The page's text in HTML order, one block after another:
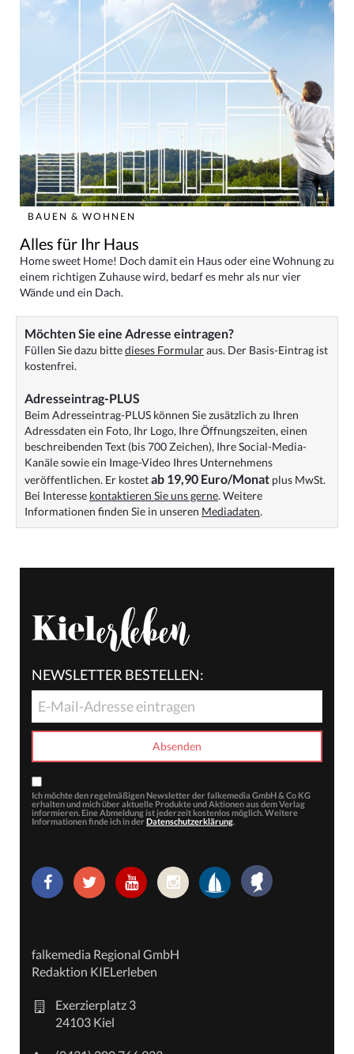
BAUEN & WOHNEN
Alles für Ihr Haus
Home sweet Home! Doch damit ein Haus oder eine Wohnung zu
einem richtigen Zuhause wird, bedarf es mehr als nur vier
Wände und ein Dach.
Möchten Sie eine Adresse eintragen?
Füllen Sie dazu bittedieses Formularaus. Der Basis-Eintrag ist
kostenfrei.
Adresseintrag-PLUS
Beim Adresseintrag-PLUS können Sie zusätzlich zu Ihren
Adressdaten ein Foto, Ihr Logo, Ihre Öffnungszeiten, einen
beschreibenden Text (bis 700 Zeichen), Ihre Social-Media-
Kanäle sowie ein Image-Video Ihres Unternehmens
veröffentlichen. Er kostetab 19,90 Euro/Monat plus MwSt.
Bei Interesse kontaktieren Sie uns gerne. Weitere
Informationen finden Sie in unseren Mediadaten.
NEWSLETTER BESTELLEN:
Ich möchte den regelmäßigen Newsletter der falkemedia GmbH & Co KG
erhalten und mich über aktuelle Produkte und Aktionen aus dem Verlag
informieren. Eine Abmeldung ist jederzeit kostenlos möglich. Weitere
Informationen finde ich in der Datenschutzerklärung.
falkemedia Regional GmbH
Redaktion KIELerleben
Exerzierplatz 3
24103 Kiel